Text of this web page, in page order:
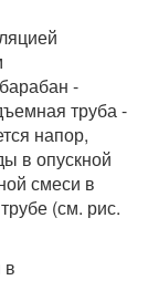
-
труба -
напор,
в опускной
смеси в
(см. рис.
в